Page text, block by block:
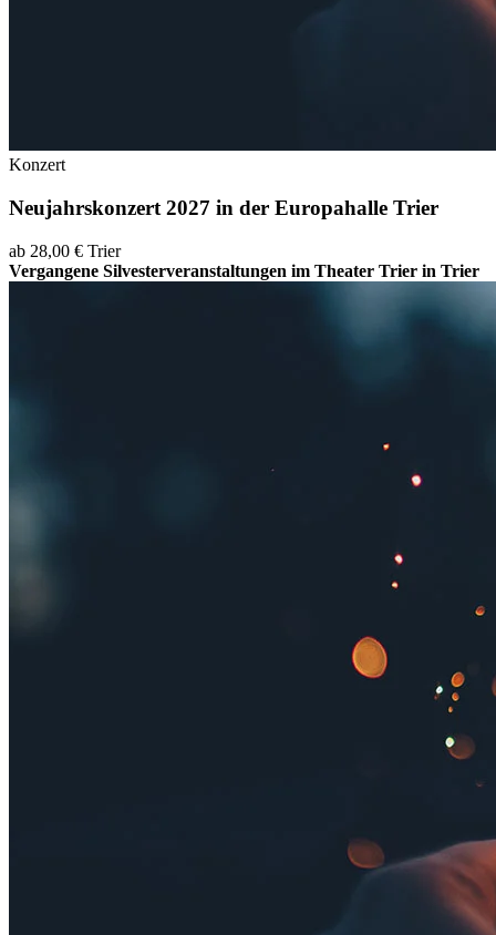
Konzert
Neujahrskonzert 2027 in der Europahalle Trier
ab 28,00 € Trier
Vergangene Silvesterveranstaltungen im Theater Trier in Trier